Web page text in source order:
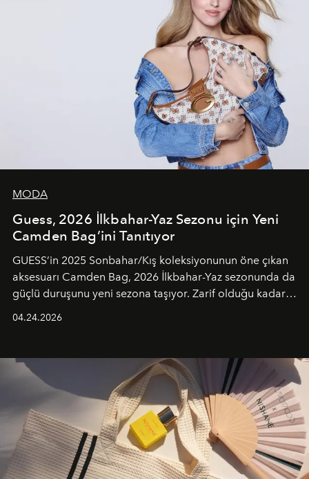
MODA
Guess, 2026 İlkbahar-Yaz Sezonu için Yeni
Camden Bag’ini Tanıtıyor
GUESS’in 2025 Sonbahar/Kış koleksiyonunun öne çıkan
aksesuarı Camden Bag, 2026 İlkbahar-Yaz sezonunda da
güçlü duruşunu yeni sezona taşıyor. Zarif olduğu kadar
04.24.2026